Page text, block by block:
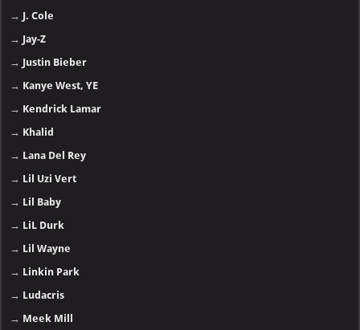
→ J. Cole
→ Jay-Z
→ Justin Bieber
→ Kanye West, YE
→ Kendrick Lamar
→ Khalid
→ Lana Del Rey
→ Lil Uzi Vert
→ Lil Baby
→ LiL Durk
→ Lil Wayne
→ Linkin Park
→ Ludacris
→ Meek Mill